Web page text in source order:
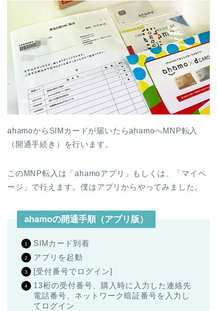
ahamoからSIMカードが届いたらahamoへMNP転入
（開通手続き）を行います。
このMNP転入は「ahamoアプリ」もしくは、「マイペ
ージ」で行えます。僕はアプリからやってみました。
ahamoの開通手順（アプリ版）
SIMカード到着
アプリを起動
[受付番号でログイン]
13桁の受付番号、購入時に入力した連絡先
電話番号、ネットワーク暗証番号を入力し
てログイン